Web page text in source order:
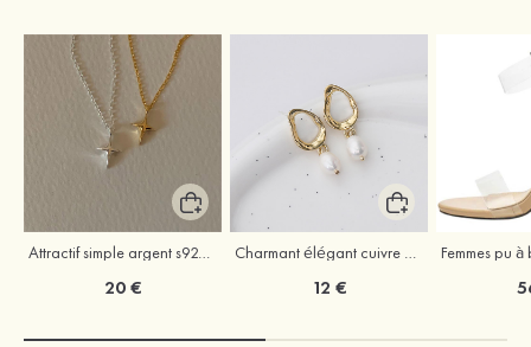
Attractif simple argent s925 colliers
20 €
Charmant élégant cuivre boucles d'oreilles avec perle
12 €